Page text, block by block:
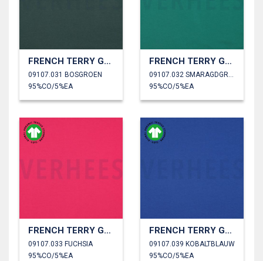
FRENCH TERRY GOTS
09107.031 BOSGROEN
95%CO/5%EA
FRENCH TERRY GOTS
09107.032 SMARAGDGROEN
95%CO/5%EA
FRENCH TERRY GOTS
09107.033 FUCHSIA
95%CO/5%EA
FRENCH TERRY GOTS
09107.039 KOBALTBLAUW
95%CO/5%EA